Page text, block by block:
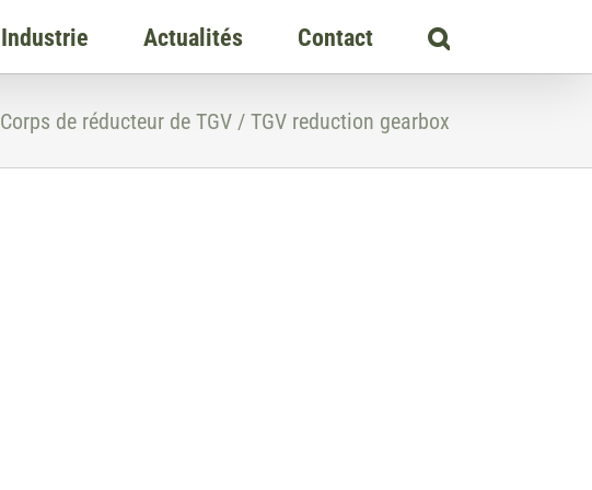
Industrie Actualités Contact
Corps de réducteur de TGV / TGV reduction gearbox